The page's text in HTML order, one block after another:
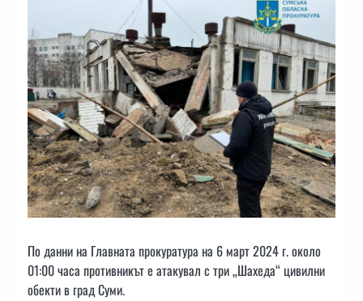
По данни на Главната прокуратура на 6 март 2024 г. около
01:00 часа противникът е атакувал с три „Шахеда“ цивилни
обекти в град Суми.